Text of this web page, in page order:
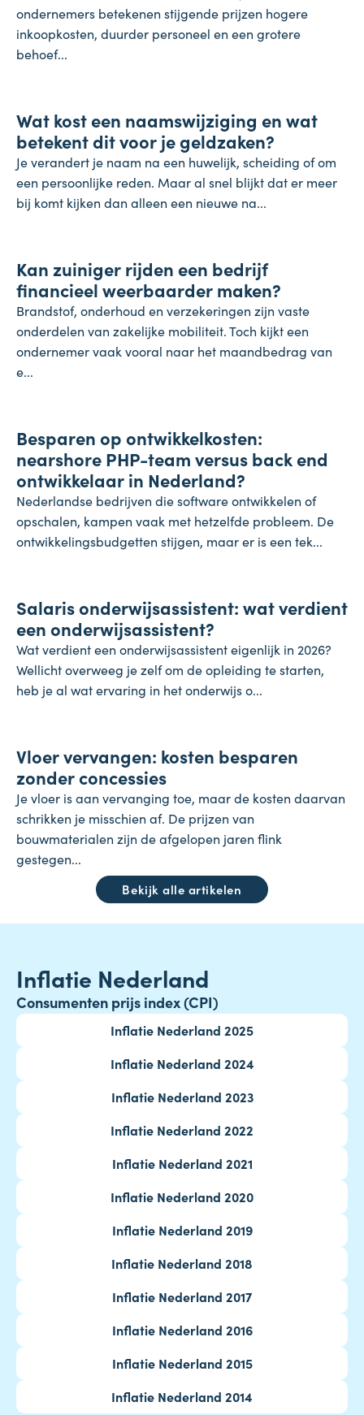
ondernemers betekenen stijgende prijzen hogere
inkoopkosten, duurder personeel en een grotere
behoef...
31 juli 2026
Wat kost een naamswijziging en wat
betekent dit voor je geldzaken?
Je verandert je naam na een huwelijk, scheiding of om
een persoonlijke reden. Maar al snel blijkt dat er meer
bij komt kijken dan alleen een nieuwe na...
28 juli 2026
Kan zuiniger rijden een bedrijf
financieel weerbaarder maken?
Brandstof, onderhoud en verzekeringen zijn vaste
onderdelen van zakelijke mobiliteit. Toch kijkt een
ondernemer vaak vooral naar het maandbedrag van
e...
24 juli 2026
Besparen op ontwikkelkosten:
nearshore PHP-team versus back end
ontwikkelaar in Nederland?
Nederlandse bedrijven die software ontwikkelen of
opschalen, kampen vaak met hetzelfde probleem. De
ontwikkelingsbudgetten stijgen, maar er is een tek...
24 juli 2026
Salaris onderwijsassistent: wat verdient
een onderwijsassistent?
Wat verdient een onderwijsassistent eigenlijk in 2026?
Wellicht overweeg je zelf om de opleiding te starten,
heb je al wat ervaring in het onderwijs o...
23 juli 2026
Vloer vervangen: kosten besparen
zonder concessies
Je vloer is aan vervanging toe, maar de kosten daarvan
schrikken je misschien af. De prijzen van
bouwmaterialen zijn de afgelopen jaren flink
gestegen...
Bekijk alle artikelen
Inflatie Nederland
Consumenten prijs index (CPI)
Inflatie Nederland 2025
Inflatie Nederland 2024
Inflatie Nederland 2023
Inflatie Nederland 2022
Inflatie Nederland 2021
Inflatie Nederland 2020
Inflatie Nederland 2019
Inflatie Nederland 2018
Inflatie Nederland 2017
Inflatie Nederland 2016
Inflatie Nederland 2015
Inflatie Nederland 2014